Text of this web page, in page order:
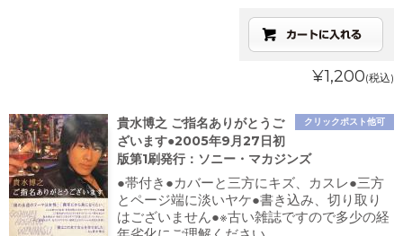
¥1,200(税込)
クリックポスト他可
貴水博之 ご指名ありがとうご
ざいます●2005年9月27日初
版第1刷発行：ソニー・マカジンズ
●帯付き●カバーと三方にキズ、カスレ●三方
とページ端に淡いヤケ●書き込み、切り取り
はございません●※古い雑誌ですので多少の経